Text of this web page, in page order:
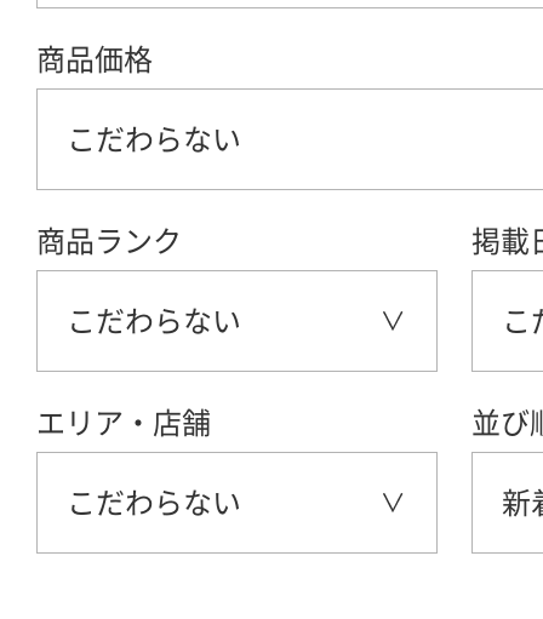
商品価格
こだわらない
商品ランク
こだわらない
掲載
こ
エリア・店舗
こだわらない
並び
新